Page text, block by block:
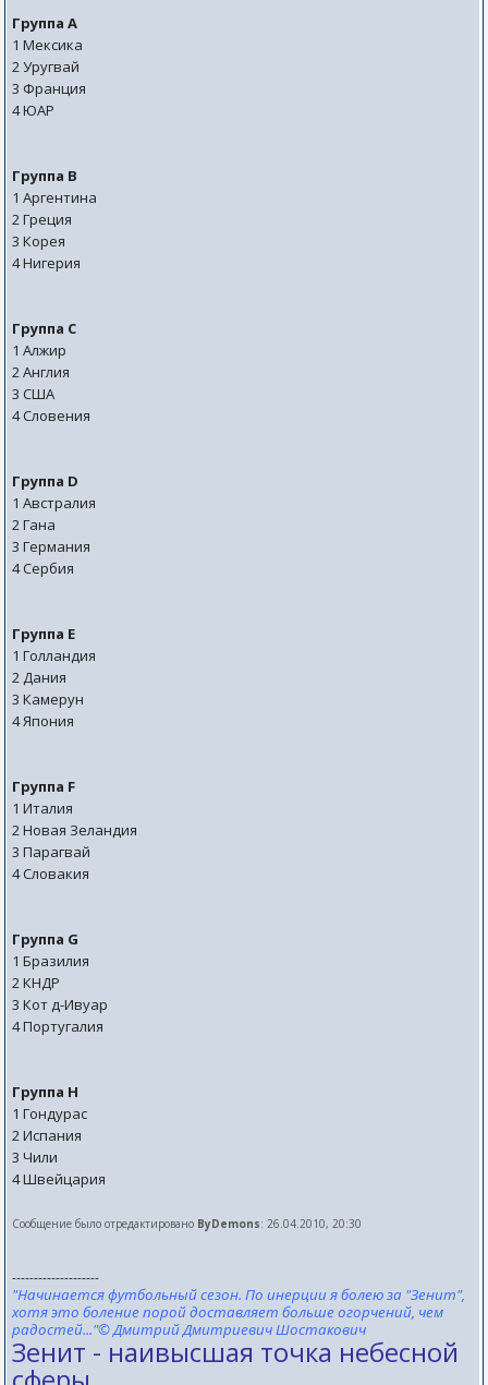
Группа A
1 Мексика
2 Уругвай
3 Франция
4 ЮАР
Группа B
1 Аргентина
2 Греция
3 Корея
4 Нигерия
Группа C
1 Алжир
2 Англия
3 США
4 Словения
Группа D
1 Австралия
2 Гана
3 Германия
4 Сербия
Группа E
1 Голландия
2 Дания
3 Камерун
4 Япония
Группа F
1 Италия
2 Новая Зеландия
3 Парагвай
4 Словакия
Группа G
1 Бразилия
2 КНДР
3 Кот д-Ивуар
4 Португалия
Группа H
1 Гондурас
2 Испания
3 Чили
4 Швейцария
Сообщение было отредактировано ByDemons: 26.04.2010, 20:30
--------------------
"Начинается футбольный сезон. По инерции я болею за "Зенит",
хотя это боление порой доставляет больше огорчений, чем
радостей..."© Дмитрий Дмитриевич Шостакович
Зенит - наивысшая точка небесной